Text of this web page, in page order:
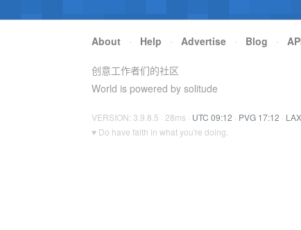
About · Help · Advertise · Blog ·
创意工作者们的社区
World is powered by solitude
VERSION: 3.9.8.5 · 28ms · UTC 09:12 · PVG 17:12 ·
♥ Do have faith in what you're doing.